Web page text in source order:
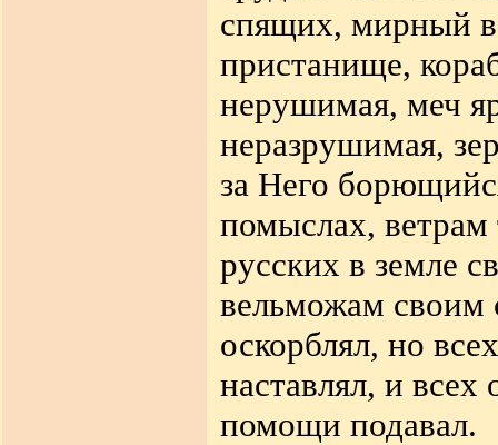
спящих, мирный
пристанище,
нерушимая, меч
неразрушимая,
за Него
помыслах,
русских в земле
вельможам своим
оскорблял, но
наставлял, и
помощи подавал.